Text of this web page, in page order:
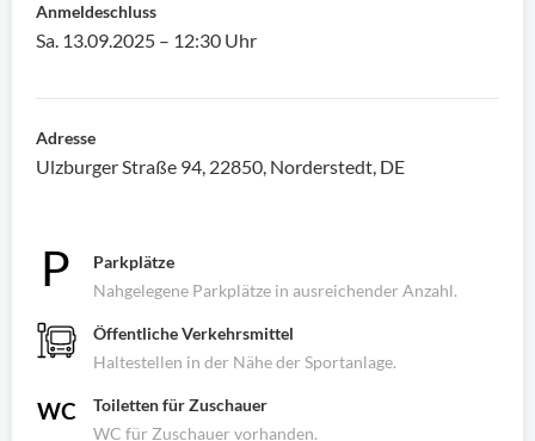
Anmeldeschluss
Sa. 13.09.2025 – 12:30 Uhr
Adresse
Ulzburger Straße 94, 22850, Norderstedt, DE
Parkplätze
Nahgelegene Parkplätze in ausreichender Anzahl.
Öffentliche Verkehrsmittel
Haltestellen in der Nähe der Sportanlage.
Toiletten für Zuschauer
WC für Zuschauer vorhanden.